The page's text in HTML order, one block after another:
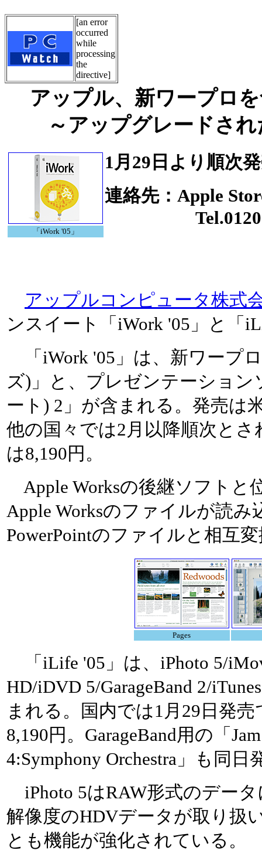
[an error
occurred
while
processing
the
directive]
アップル、新ワープロ
～アップグレードさ
「iWork '05」
1月29日より順次
連絡先：Apple
Tel.0120-
アップルコンピュータ株式
ンスイート「iWork '05」と「
「iWork '05」は、新ワープ
ズ)」と、プレゼンテーション
ート) 2」が含まれる。発売は
他の国々では2月以降順次と
は8,190円。
Apple Worksの後継ソフトと
Apple Worksのファイルが読み
PowerPointのファイルと相互
Pages
「iLife '05」は、iPhoto 5/
HD/iDVD 5/GarageBand 2/
まれる。国内では1月29日発
8,190円。GarageBand用の「
4:Symphony Orchestra」も同日
iPhoto 5はRAW形式のデー
解像度のHDVデータが取り扱
とも機能が強化されている。